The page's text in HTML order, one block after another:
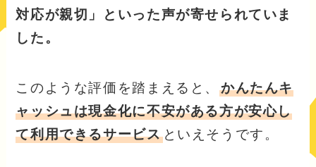
対応が親切」といった声が寄せられていま
した。
このような評価を踏まえると、 かんたんキ
ャッシュは現金化に不安がある方が安心し
て利用できるサービスといえそうです。